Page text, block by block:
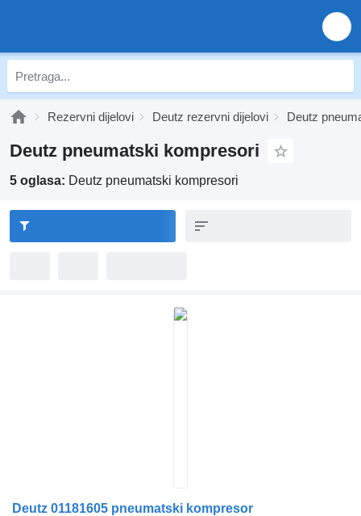
Rezervni dijelovi Deutz rezervni dijelovi Deutz
Deutz pneumatski kompresori
5 oglasa: Deutz pneumatski kompresori
Deutz 01181605 pneumatski kompresor